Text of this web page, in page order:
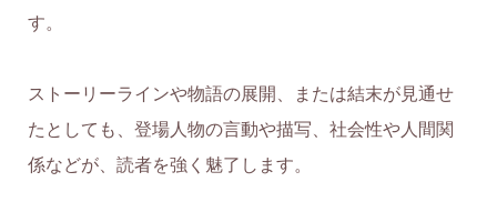
す。
ストーリーラインや物語の展開、または結末が見通せ
たとしても、登場人物の言動や描写、社会性や人間関
係などが、読者を強く魅了します。